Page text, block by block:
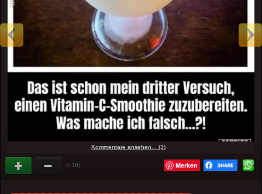
Kommentare ansehen... (3)
(+30) Merken